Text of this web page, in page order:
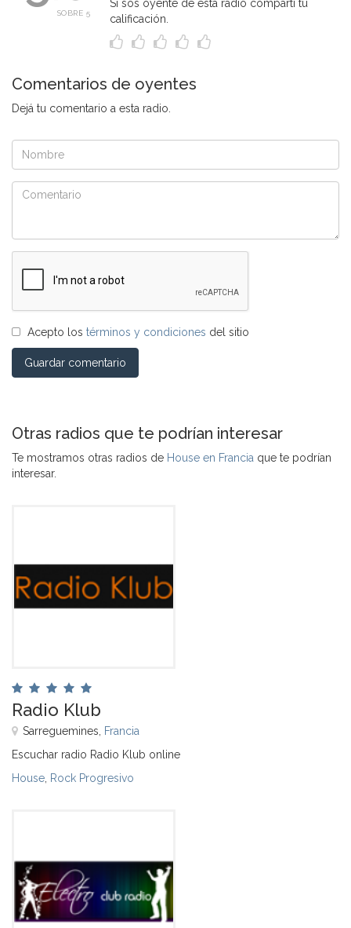
SOBRE 5
Si sos oyente de esta radio compartí tu
calificación.
Comentarios de oyentes
Dejá tu comentario a esta radio.
Acepto los términos y condiciones del sitio
Guardar comentario
Otras radios que te podrían interesar
Te mostramos otras radios de House en Francia que te podrían
interesar.
Radio Klub
Sarreguemines, Francia
Escuchar radio Radio Klub online
House Rock Progresivo